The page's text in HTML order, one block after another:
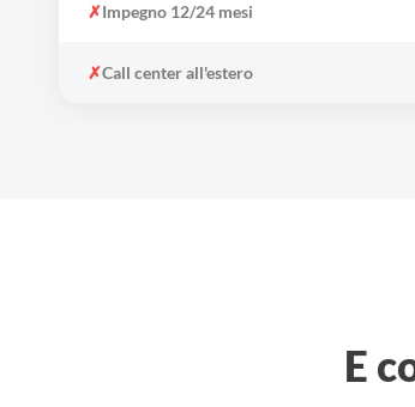
✗Impegno 12/24 mesi
✗Call center all'estero
E